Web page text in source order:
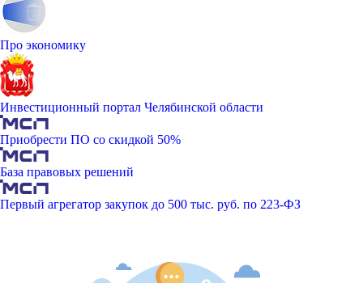
Про экономику
Инвестиционный портал Челябинской области
Приобрести ПО со скидкой 50%
База правовых решений
Первый агрегатор закупок до 500 тыс. руб. по 223-ФЗ